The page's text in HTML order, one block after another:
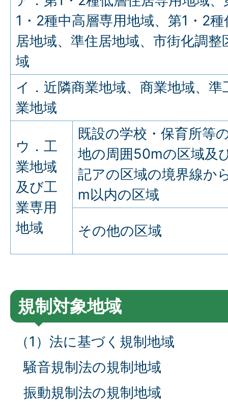
1・2種中高層専用地域、第1・2種
居地域、準住居地域、市街化調整
域
イ．近隣商業地域、商業地域、準
業地域
ウ．工
業地域
及び工
業専用
地域
既設の学校・保育所等
地の周囲50mの区域及
記アの区域の境界線か
m以内の区域
その他の区域
規制対象地域
（1）法に基づく規制地域
騒音規制法の規制地域
振動規制法の規制地域